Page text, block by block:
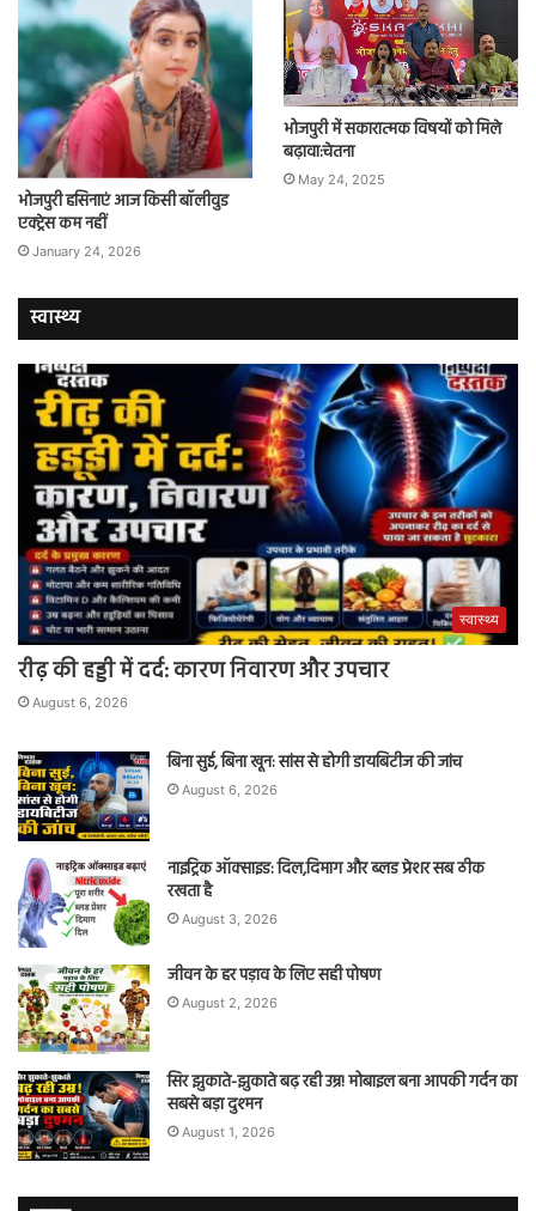
भोजपुरी हसिनाएं आज किसी बॉलीवुड
एक्ट्रेस कम नहीं
January 24, 2026
भोजपुरी में सकारात्मक विषयों को मिले
बढ़ावा:चेतना
May 24, 2025
स्वास्थ्य
स्वास्थ्य
रीढ़ की हड्डी में दर्द: कारण निवारण और उपचार
August 6, 2026
बिना सुई, बिना खून: सांस से होगी डायबिटीज की जांच
August 6, 2026
नाइट्रिक ऑक्साइड: दिल,दिमाग और ब्लड प्रेशर सब ठीक
रखता है
August 3, 2026
जीवन के हर पड़ाव के लिए सही पोषण
August 2, 2026
सिर झुकाते-झुकाते बढ़ रही उम्र! मोबाइल बना आपकी गर्दन का
सबसे बड़ा दुश्मन
August 1, 2026